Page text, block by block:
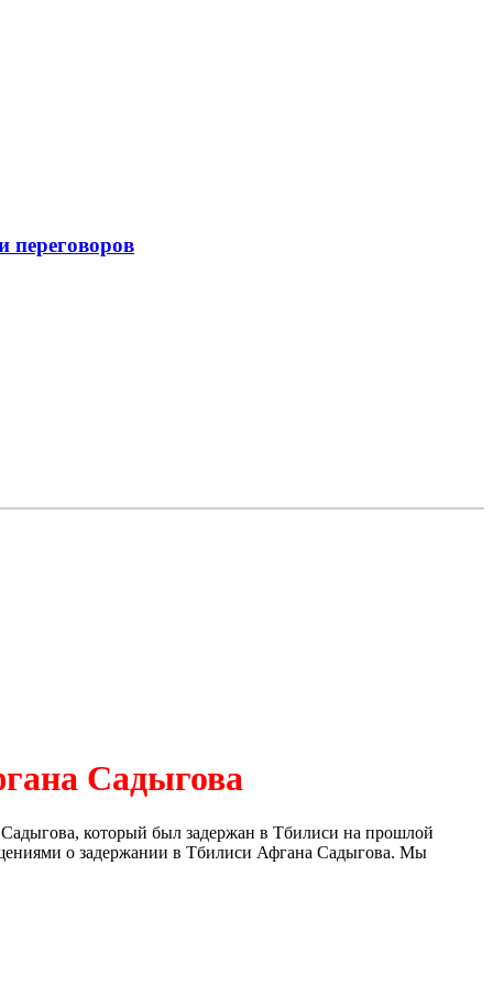
переговоров
Садыгова
который был задержан в Тбилиси на прошлой
о задержании в Тбилиси Афгана Садыгова. Мы